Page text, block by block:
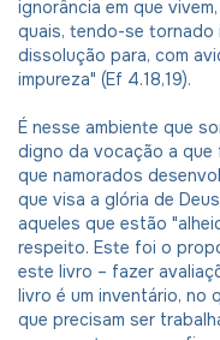
ignorância em que
quais, tendo-se tornado
dissolução para, com
impureza" (Ef 4.18,19).
É nesse ambiente que
digno da vocação a que
que namorados
que visa a glória de
aqueles que estão
respeito. Este foi o
este livro – fazer
livro é um inventário, no
que precisam ser